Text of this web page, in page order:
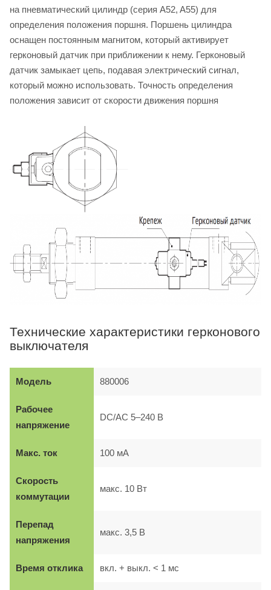
на пневматический цилиндр (серия A52, A55) для
определения положения поршня. Поршень цилиндра
оснащен постоянным магнитом, который активирует
герконовый датчик при приближении к нему. Герконовый
датчик замыкает цепь, подавая электрический сигнал,
который можно использовать. Точность определения
положения зависит от скорости движения поршня
Технические характеристики герконового
выключателя
Модель 880006
Рабочее
напряжение
DC/AC 5–240 В
Макс. ток 100 мА
Скорость
коммутации
макс. 10 Вт
Перепад
напряжения
макс. 3,5 В
Время отклика вкл. + выкл. < 1 мс